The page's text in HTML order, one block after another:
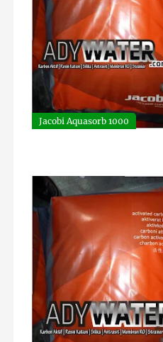
Jacobi Aquasorb 1000